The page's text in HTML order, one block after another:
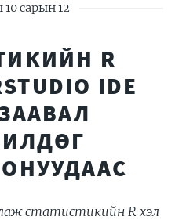
10 сарын 12
R
IDE
статистикийн R хэл